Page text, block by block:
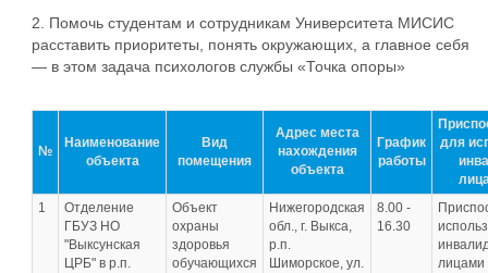
2. Помочь студентам и сотрудникам Университета МИСИС
расставить приоритеты, понять окружающих, а главное себя
— в этом задача психологов службы «Точка опоры»
№
Наименование
объекта
Вид
помещения
Адрес места
нахождения
объекта
График
работы
для
1
Отделение
ГБУЗ НО
"Выксунская
ЦРБ" в р.п.
Объект
охраны
здоровья
обучающихся
Нижегородская
обл., г. Выкса,
р.п.
Шиморское, ул.
8.00 -
16.30
лицами